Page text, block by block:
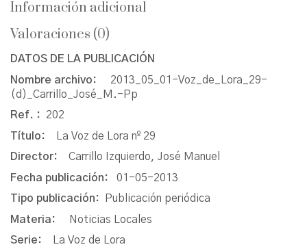
Información adicional
Valoraciones (0)
DATOS DE LA PUBLICACIÓN
Nombre archivo: 2013_05_01-Voz_de_Lora_29-
(d)_Carrillo_José_M.-Pp
Ref. : 202
Título:
La Voz de Lora nº 29
Director: Carrillo Izquierdo, José Manuel
Fecha publicación: 01-05-2013
Tipo publicación:
Publicación periódica
Materia:
Noticias Locales
Serie:
La Voz de Lora